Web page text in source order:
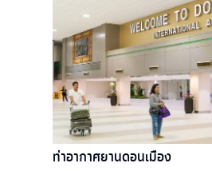
ท่าอากาศยานดอนเมือง